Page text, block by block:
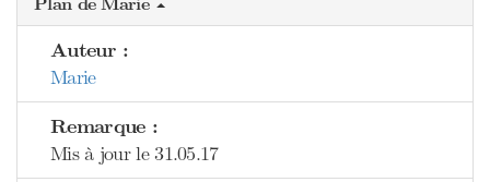
Plan de Marie
Auteur :
Marie
Remarque :
Mis à jour le 31.05.17